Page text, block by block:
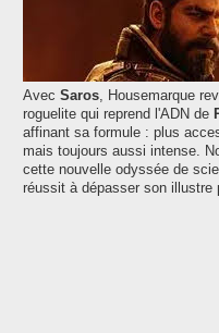
Avec Saros, Housemarque
roguelite qui reprend l'ADN de
affinant sa formule : plus
mais toujours aussi intense.
cette nouvelle odyssée de
réussit à dépasser son